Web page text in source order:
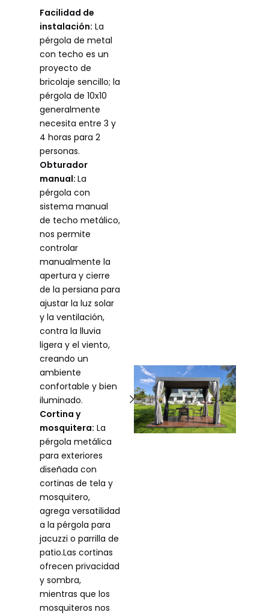
Facilidad de
instalación: La
pérgola de metal
con techo es un
proyecto de
bricolaje sencillo; la
pérgola de 10x10
generalmente
necesita entre 3 y
4 horas para 2
personas.
Obturador
manual: La
pérgola con
sistema manual
de techo metálico,
nos permite
controlar
manualmente la
apertura y cierre
de la persiana para
ajustar la luz solar
y la ventilación,
contra la lluvia
ligera y el viento,
creando un
ambiente
confortable y bien
iluminado.
Cortina y
mosquitera: La
pérgola metálica
para exteriores
diseñada con
cortinas de tela y
mosquitero,
agrega versatilidad
a la pérgola para
jacuzzi o parrilla de
patio.Las cortinas
ofrecen privacidad
y sombra,
mientras que los
mosquiteros nos